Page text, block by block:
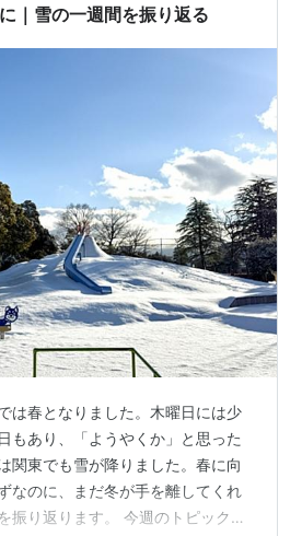
意接種（自費）。
｜雪の一週間を振り返る
は春となりました。木曜日には少
もあり、「ようやくか」と思った
関東でも雪が降りました。春に向
なのに、まだ冬が手を離してくれ
振り返ります。 今週のトピックは